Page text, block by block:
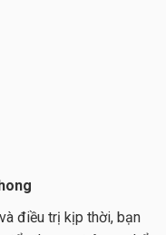
điều trị kịp thời, bạn